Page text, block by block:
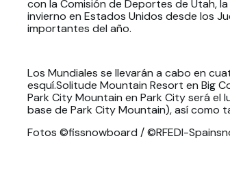
con la Comisión de Deportes de Utah,
invierno en Estados Unidos desde los
importantes del año.
Los Mundiales se llevarán a cabo en
esquí.Solitude Mountain Resort en Big
Park City Mountain en Park City será el
base de Park City Mountain), así como
Fotos ©fissnowboard / ©RFEDI-